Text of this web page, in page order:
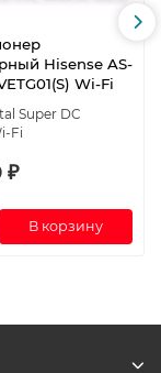
Hisense AS-
Wi-Fi
Super DC
Fi
₽
В корзину